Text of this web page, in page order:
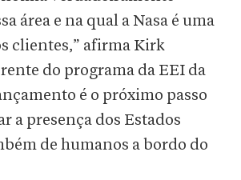
área e na qual a Nasa é uma
clientes,” afirma Kirk
do programa da EEI da
é o próximo passo
a presença dos Estados
de humanos a bordo do